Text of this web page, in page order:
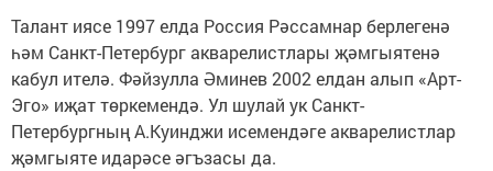
Талант иясе 1997 елда Россия Рәссамнар берлегенә
һәм Санкт-Петербург акварелистлары җәмгыятенә
кабул ителә. Фәйзулла Әминев 2002 елдан алып «Арт-
Эго» иҗат төркемендә. Ул шулай ук Санкт-
Петербургның А.Куинджи исемендәге акварелистлар
җәмгыяте идарәсе әгъзасы да.